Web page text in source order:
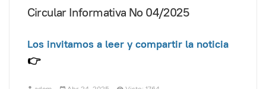
Circular Informativa No 04/2025
Los invitamos a leer y compartir la noticia
👉